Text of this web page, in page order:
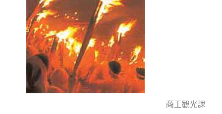
商工観光課